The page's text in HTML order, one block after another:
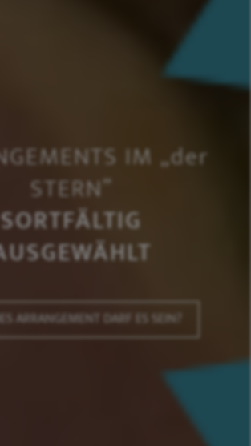
IM „der
STERN”
SORTFÄLTIG
ARRANGEMENT DARF ES SEIN?